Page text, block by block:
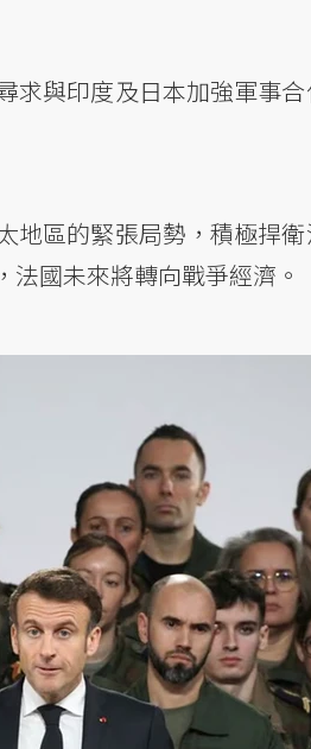
與印度及日本加強軍事
區的緊張局勢，積極捍
國未來將轉向戰爭經濟。